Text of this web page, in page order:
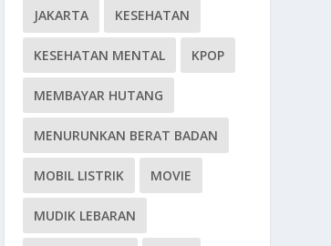
JAKARTA KESEHATAN
KESEHATAN MENTAL KPOP
MEMBAYAR HUTANG
MENURUNKAN BERAT BADAN
MOBIL LISTRIK MOVIE
MUDIK LEBARAN